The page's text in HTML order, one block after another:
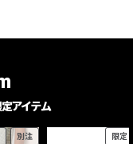
アイテム
別注 限定